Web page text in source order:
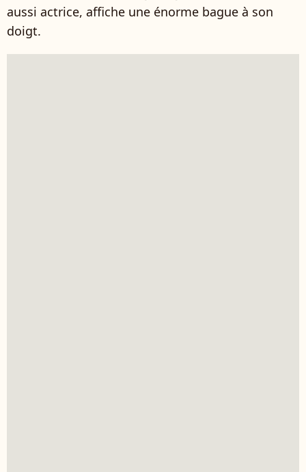
aussi actrice, affiche une énorme bague à son
doigt.